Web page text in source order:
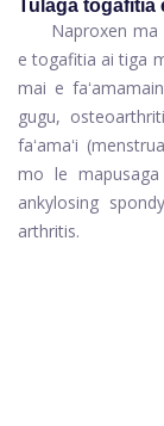
Tulaga
Naproxen ma
e togafitia ai tiga
mai e
gugu,
faʻamaʻi
mo le
ankylosing
arthritis.